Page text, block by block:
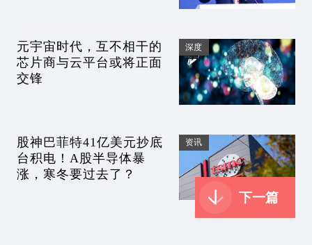
元宇宙时代，互不相干的
芯片商与云平台或将正面
交锋
深度
股神巴菲特41亿美元抄底
台积电！A股半导体暴
涨，寒冬要过去了？
资讯
下一篇